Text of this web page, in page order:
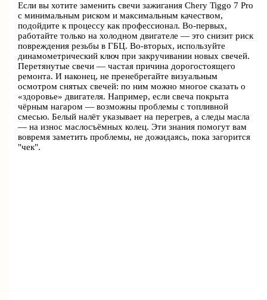
Если вы хотите заменить свечи зажигания Chery Tiggo 7 Pro
с минимальным риском и максимальным качеством,
подойдите к процессу как профессионал. Во-первых,
работайте только на холодном двигателе — это снизит риск
повреждения резьбы в ГБЦ. Во-вторых, используйте
динамометрический ключ при закручивании новых свечей.
Перетянутые свечи — частая причина дорогостоящего
ремонта. И наконец, не пренебрегайте визуальным
осмотром снятых свечей: по ним можно многое сказать о
«здоровье» двигателя. Например, если свеча покрыта
чёрным нагаром — возможны проблемы с топливной
смесью. Белый налёт указывает на перегрев, а следы масла
— на износ маслосъёмных колец. Эти знания помогут вам
вовремя заметить проблемы, не дожидаясь, пока загорится
"чек".